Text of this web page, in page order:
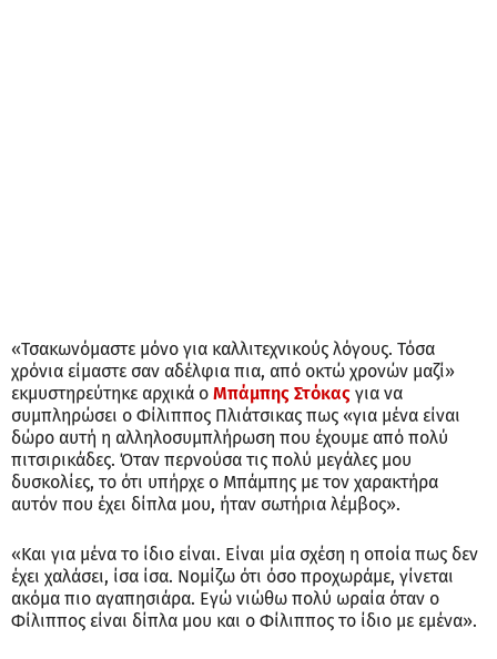
«Τσακωνόμαστε μόνο για καλλιτεχνικούς λόγους. Τόσα
χρόνια είμαστε σαν αδέλφια πια, από οκτώ χρονών μαζί»
εκμυστηρεύτηκε αρχικά ο Μπάμπης Στόκας για να
συμπληρώσει ο Φίλιππος Πλιάτσικας πως «για μένα είναι
δώρο αυτή η αλληλοσυμπλήρωση που έχουμε από πολύ
πιτσιρικάδες. Όταν περνούσα τις πολύ μεγάλες μου
δυσκολίες, το ότι υπήρχε ο Μπάμπης με τον χαρακτήρα
αυτόν που έχει δίπλα μου, ήταν σωτήρια λέμβος».
«Και για μένα το ίδιο είναι. Είναι μία σχέση η οποία πως δεν
έχει χαλάσει, ίσα ίσα. Νομίζω ότι όσο προχωράμε, γίνεται
ακόμα πιο αγαπησιάρα. Εγώ νιώθω πολύ ωραία όταν ο
Φίλιππος είναι δίπλα μου και ο Φίλιππος το ίδιο με εμένα».